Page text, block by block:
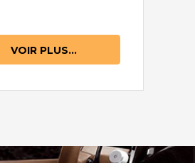
VOIR PLUS...